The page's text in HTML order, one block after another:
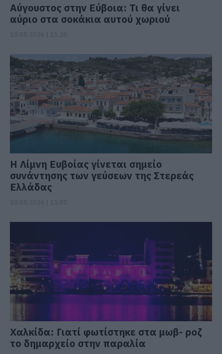
Αύγουστος στην Εύβοια: Τι θα γίνει
αύριο στα σοκάκια αυτού χωριού
Η Λίμνη Ευβοίας γίνεται σημείο
συνάντησης των γεύσεων της Στερεάς
Ελλάδας
Χαλκίδα: Γιατί φωτίστηκε στα μωβ- ροζ
το δημαρχείο στην παραλία